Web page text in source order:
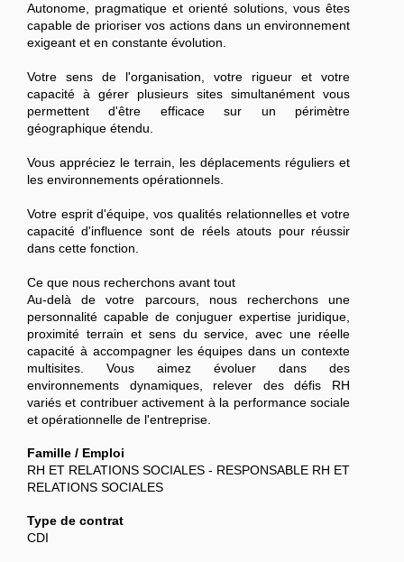
Autonome, pragmatique et orienté solutions, vous êtes
capable de prioriser vos actions dans un environnement
exigeant et en constante évolution.
Votre sens de l'organisation, votre rigueur et votre
capacité à gérer plusieurs sites simultanément vous
permettent d'être efficace sur un périmètre
géographique étendu.
Vous appréciez le terrain, les déplacements réguliers et
les environnements opérationnels.
Votre esprit d'équipe, vos qualités relationnelles et votre
capacité d'influence sont de réels atouts pour réussir
dans cette fonction.
Ce que nous recherchons avant tout
Au-delà de votre parcours, nous recherchons une
personnalité capable de conjuguer expertise juridique,
proximité terrain et sens du service, avec une réelle
capacité à accompagner les équipes dans un contexte
multisites. Vous aimez évoluer dans des
environnements dynamiques, relever des défis RH
variés et contribuer activement à la performance sociale
et opérationnelle de l'entreprise.
Famille / Emploi
RH ET RELATIONS SOCIALES - RESPONSABLE RH ET
RELATIONS SOCIALES
Type de contrat
CDI